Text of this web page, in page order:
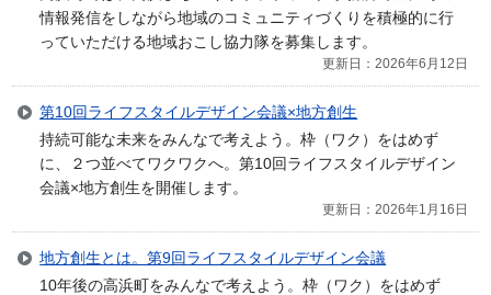
情報発信をしながら地域のコミュニティづくりを積極的に行
っていただける地域おこし協力隊を募集します。
更新日：2026年6月12日
第10回ライフスタイルデザイン会議×地方創生
持続可能な未来をみんなで考えよう。枠（ワク）をはめず
に、２つ並べてワクワクへ。第10回ライフスタイルデザイン
会議×地方創生を開催します。
更新日：2026年1月16日
地方創生とは。第9回ライフスタイルデザイン会議
10年後の高浜町をみんなで考えよう。枠（ワク）をはめず